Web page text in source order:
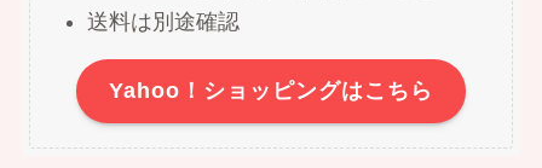
送料は別途確認
Yahoo！ショッピングはこちら